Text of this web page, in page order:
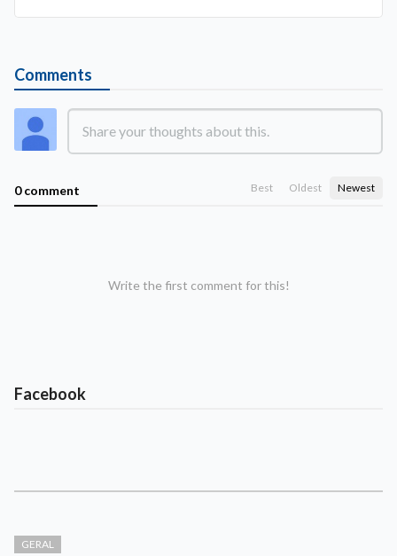
Comments
0 comment Best Oldest Newest
Write the first comment for this!
Facebook
GERAL